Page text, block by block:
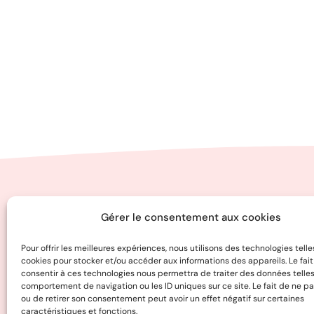
Gérer le consentement aux cookies
Pour offrir les meilleures expériences, nous utilisons des technologies
cookies pour stocker et/ou accéder aux informations des appareils. Le
consentir à ces technologies nous permettra de traiter des données
comportement de navigation ou les ID uniques sur ce site. Le fait de ne
ou de retirer son consentement peut avoir un effet négatif sur certaines
caractéristiques et fonctions.
Chapiteau Théâtre compagnie
Maison des Associations
Boite P3
67 rue St François de Sales